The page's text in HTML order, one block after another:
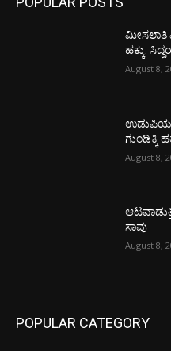
ಮೀಸಲಾತಿ
ಹಕ್ಕು:
August 8,
ಗುಂಡಿಕ್ಕಿ
August 8,
ಸಾವು
August 8,
POPULAR CATEGORY